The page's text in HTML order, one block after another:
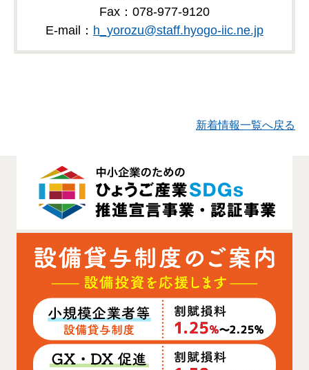
Fax：078-977-9120
E-mail： h_yorozu@staff.hyogo-iic.ne.jp
新着情報一覧へ戻る